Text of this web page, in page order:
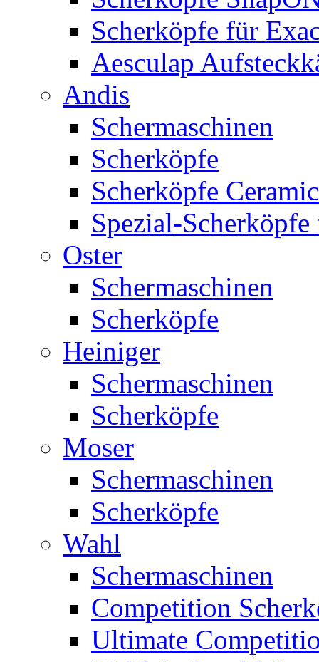
Scherköpfe für
Aesculap
Andis
Schermaschinen
Scherköpfe
Scherköpfe Ceramic
Spezial-
Oster
Schermaschinen
Scherköpfe
Heiniger
Schermaschinen
Scherköpfe
Moser
Schermaschinen
Scherköpfe
Wahl
Schermaschinen
Competition
Ultimate